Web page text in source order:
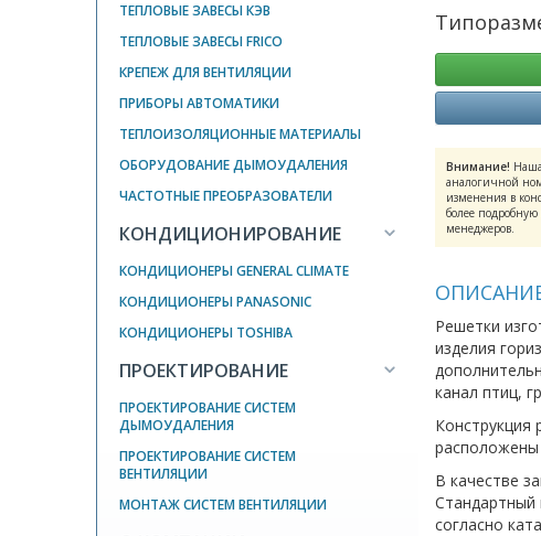
ТЕПЛОВЫЕ ЗАВЕСЫ КЭВ
ТЕПЛОВЫЕ ЗАВЕСЫ FRICO
КРЕПЕЖ ДЛЯ ВЕНТИЛЯЦИИ
ПРИБОРЫ АВТОМАТИКИ
ТЕПЛОИЗОЛЯЦИОННЫЕ МАТЕРИАЛЫ
ОБОРУДОВАНИЕ ДЫМОУДАЛЕНИЯ
ЧАСТОТНЫЕ ПРЕОБРАЗОВАТЕЛИ
КОНДИЦИОНИРОВАНИЕ
КОНДИЦИОНЕРЫ GENERAL CLIMATE
КОНДИЦИОНЕРЫ PANASONIC
КОНДИЦИОНЕРЫ TOSHIBA
ПРОЕКТИРОВАНИЕ
ПРОЕКТИРОВАНИЕ СИСТЕМ
ДЫМОУДАЛЕНИЯ
ПРОЕКТИРОВАНИЕ СИСТЕМ
ВЕНТИЛЯЦИИ
МОНТАЖ СИСТЕМ ВЕНТИЛЯЦИИ
Внимание!
аналогичной
изменения в
более
менеджеров.
Решетки
изделия
канал птиц,
Конструкция
расположены
В качестве
Стандартный
согласно